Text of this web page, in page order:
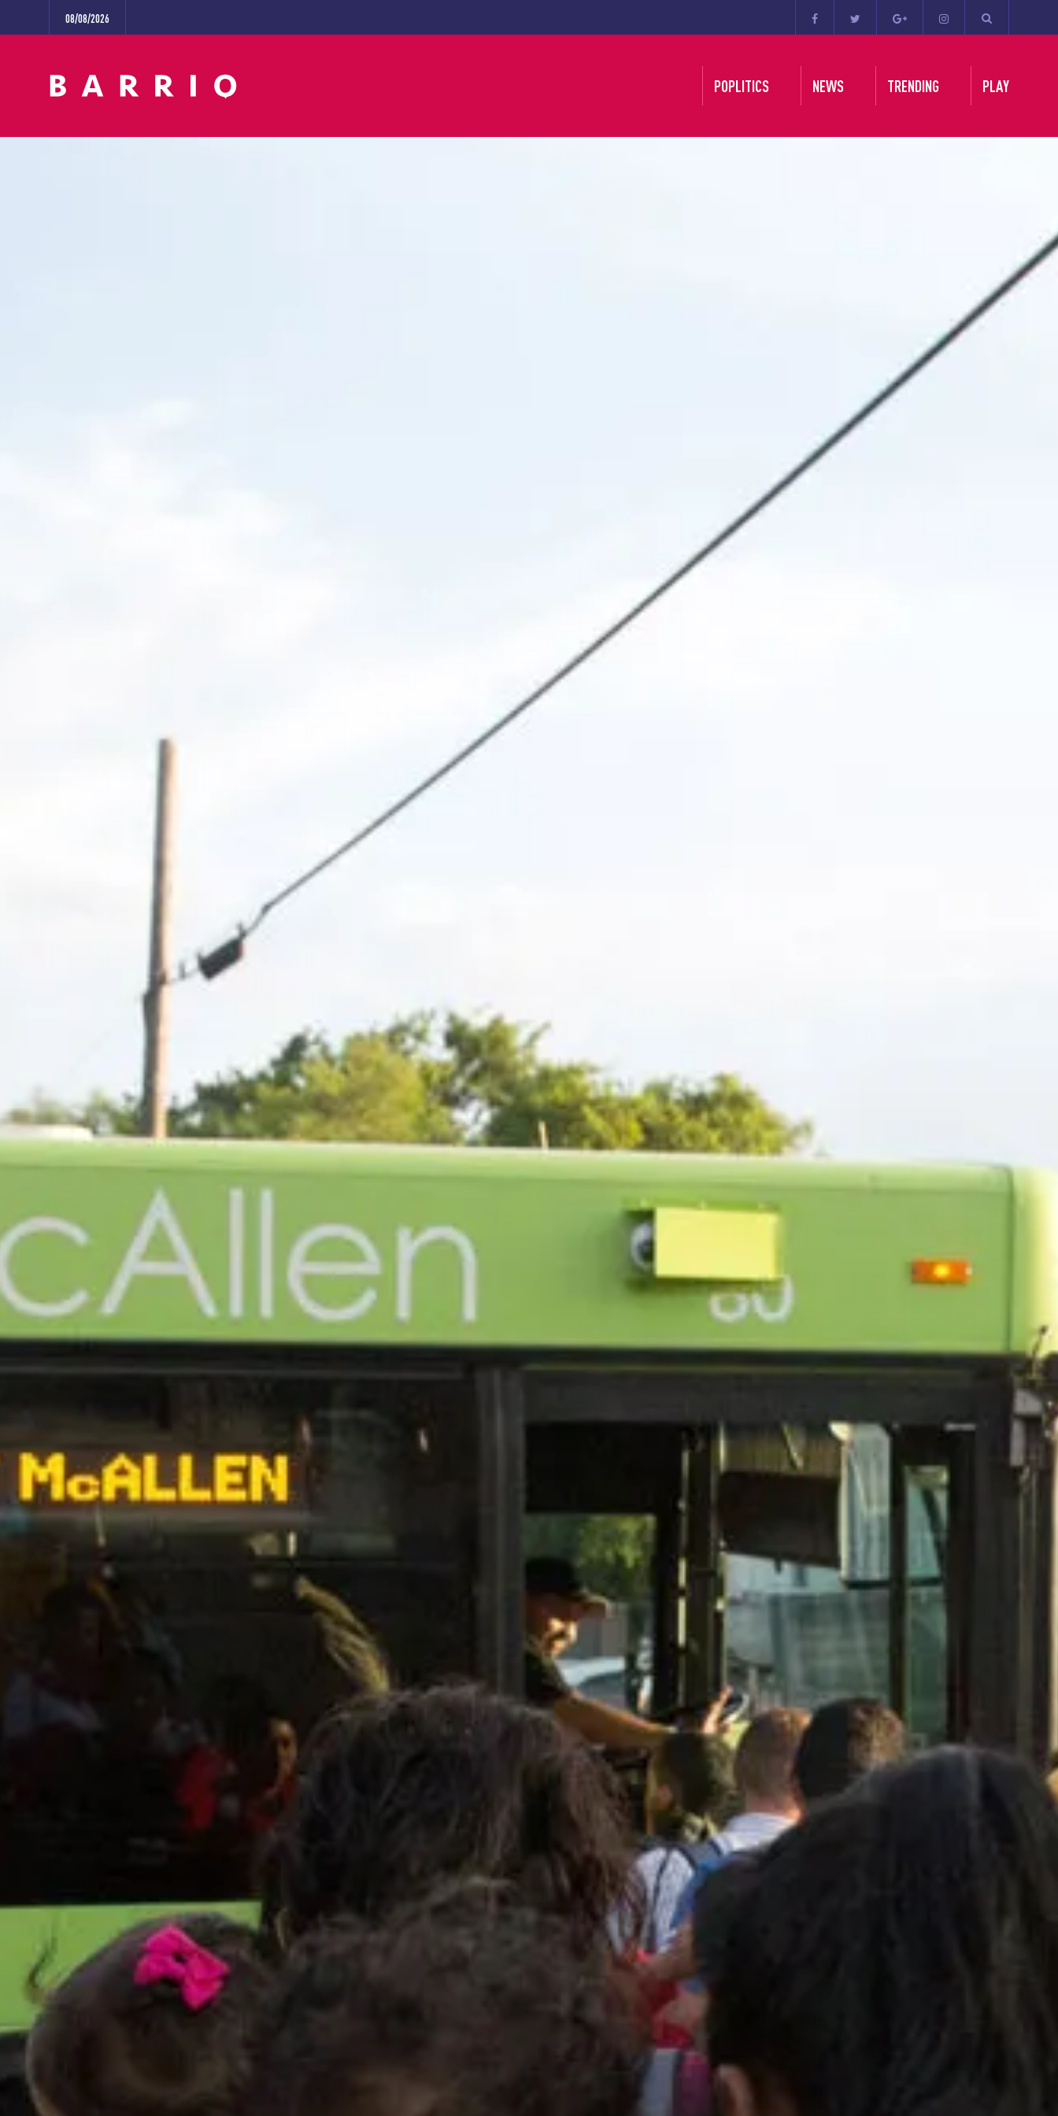
08/08/2026
POPLITICS NEWS TRENDING PLAY